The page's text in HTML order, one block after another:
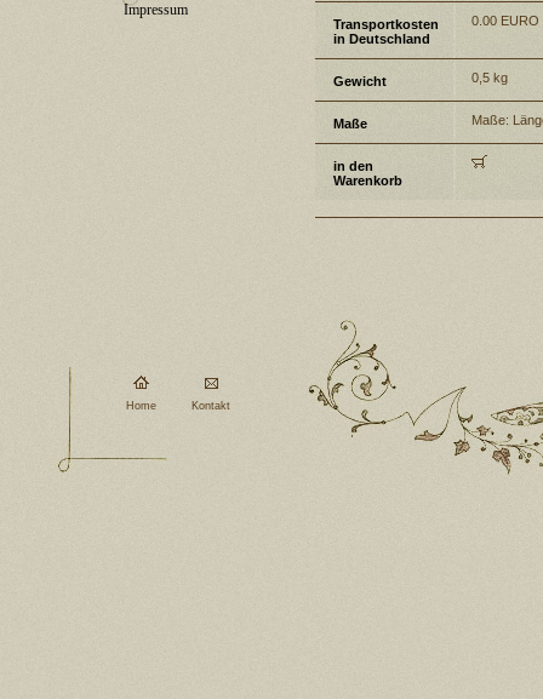
Impressum
Transportkosten
in Deutschland
0.00 EURO
Gewicht 0,5 kg
Maße Maße:
in den
Warenkorb
Home Kontakt